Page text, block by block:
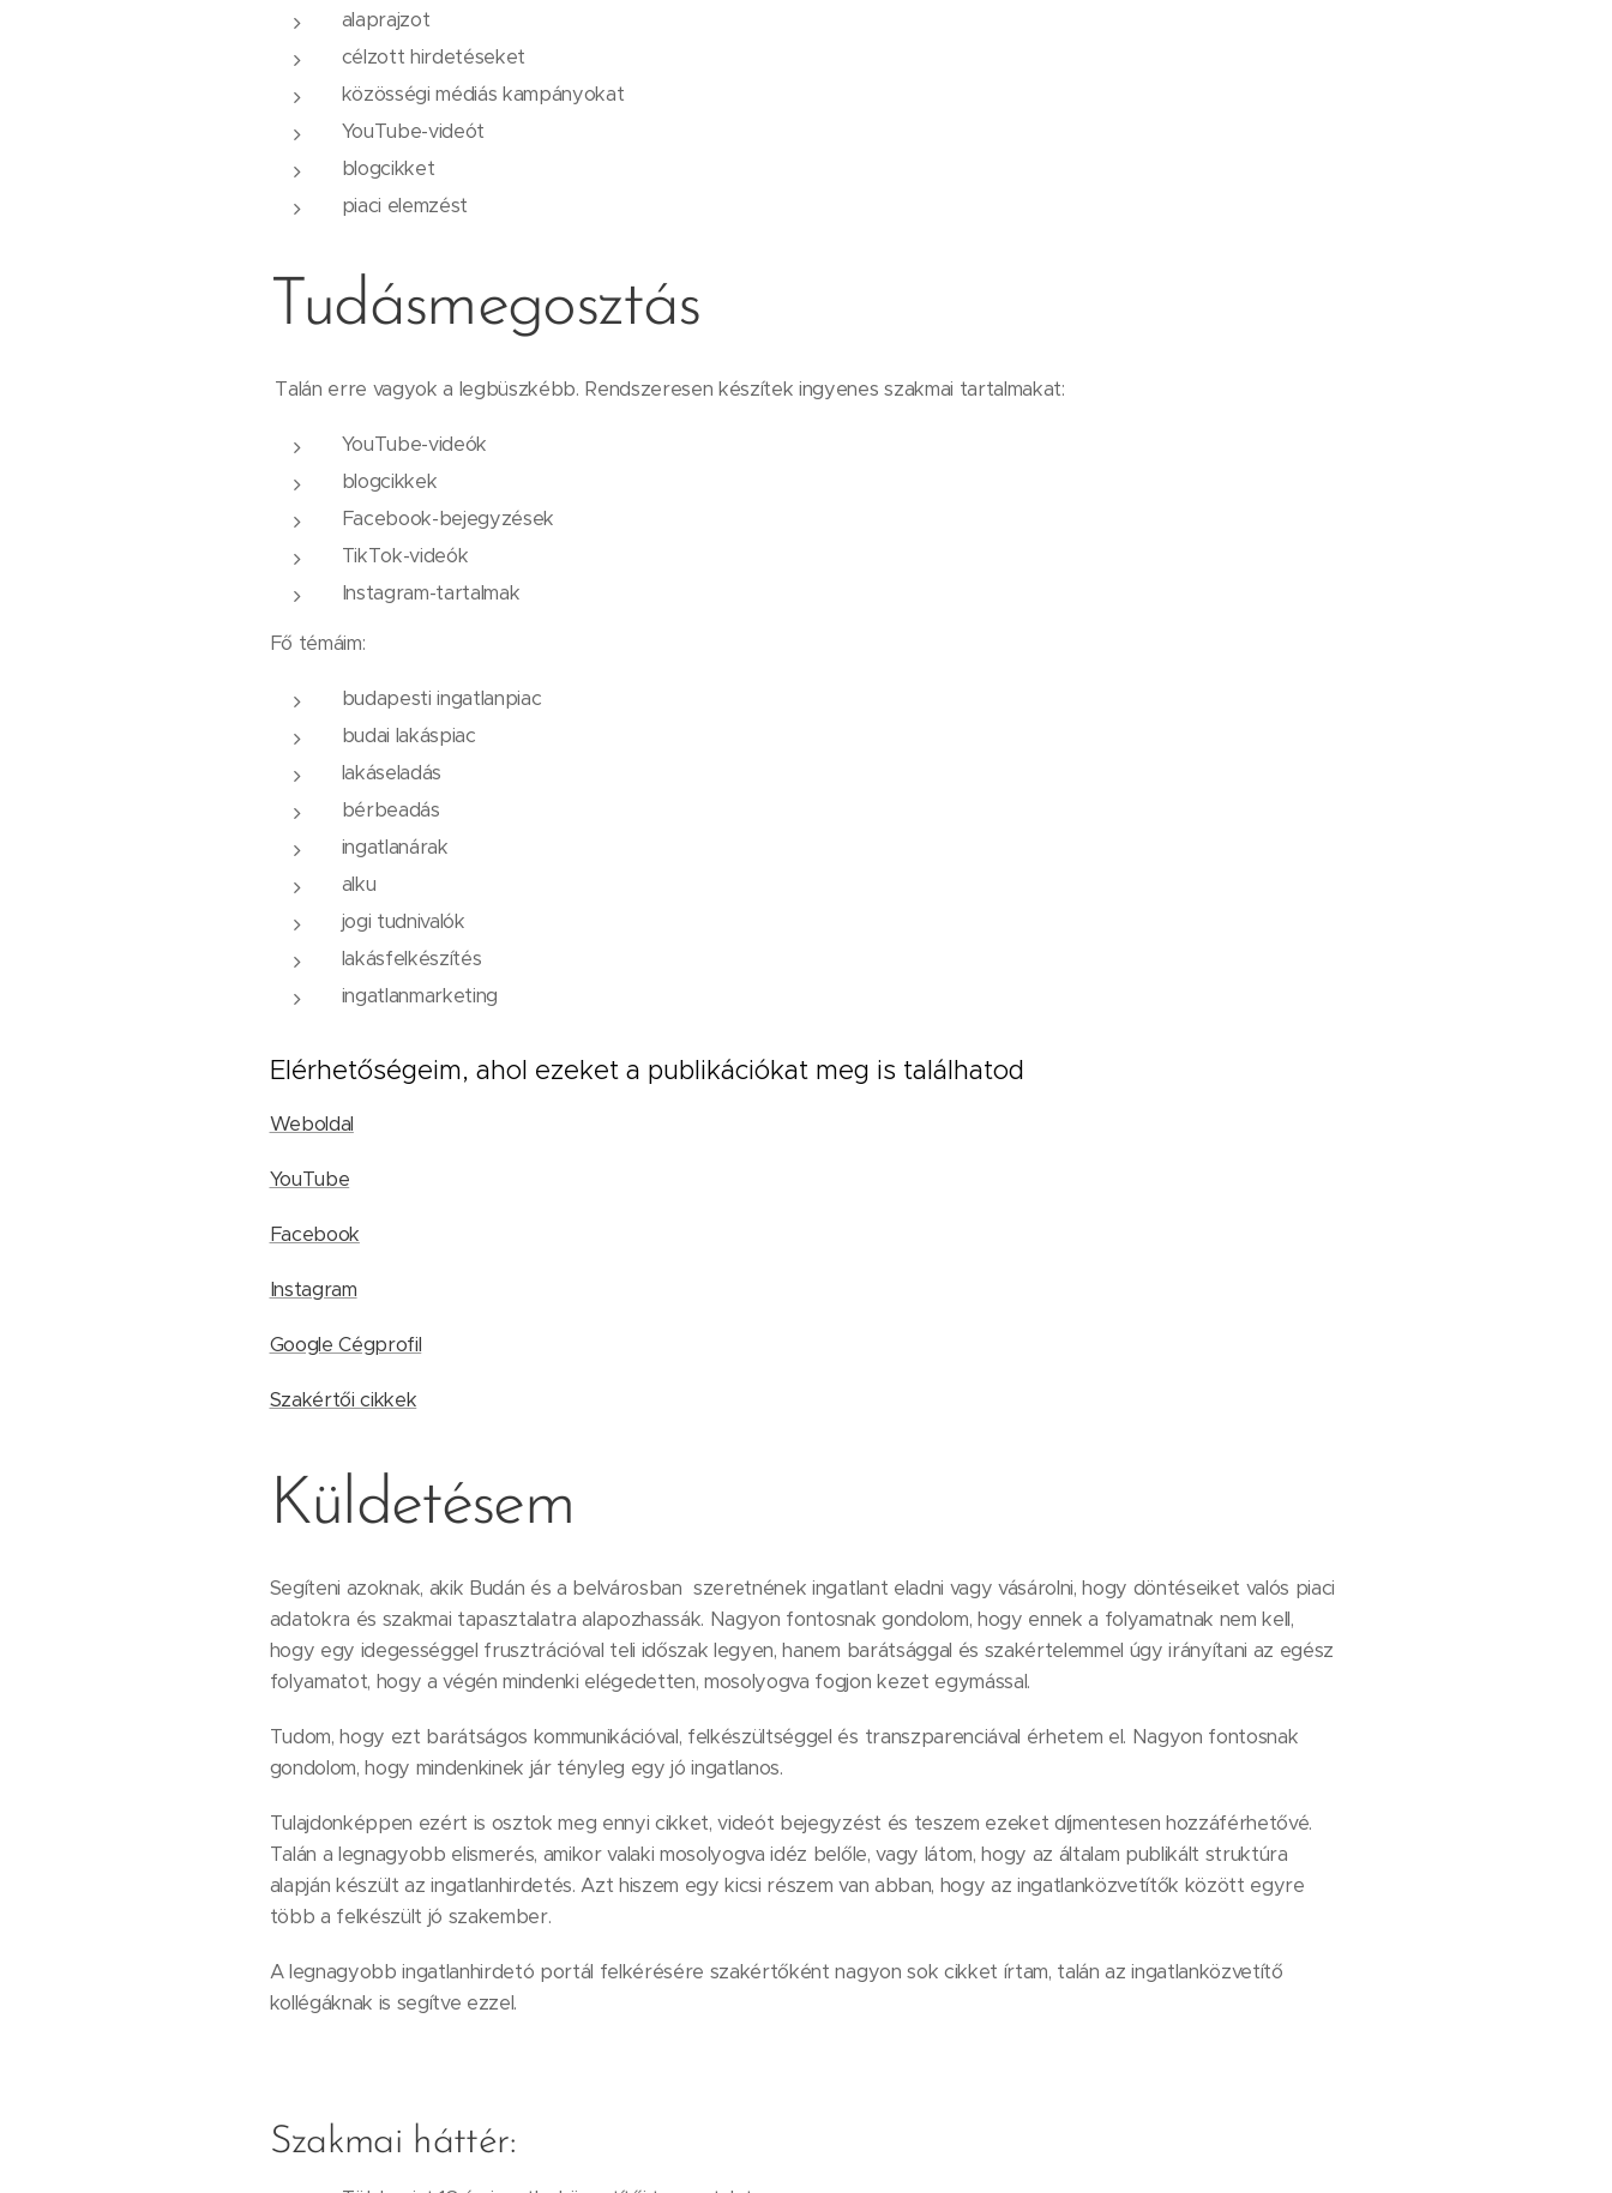
alaprajzot
célzott hirdetéseket
közösségi médiás kampányokat
YouTube-videót
blogcikket
piaci elemzést
Tudásmegosztás
Talán erre vagyok a legbüszkébb. Rendszeresen készítek ingyenes szakmai tartalmakat:
YouTube-videók
blogcikkek
Facebook-bejegyzések
TikTok-videók
Instagram-tartalmak
Fő témáim:
budapesti ingatlanpiac
budai lakáspiac
lakáseladás
bérbeadás
ingatlanárak
alku
jogi tudnivalók
lakásfelkészítés
ingatlanmarketing
Elérhetőségeim, ahol ezeket a publikációkat meg is találhatod
Weboldal
YouTube
Facebook
Instagram
Google Cégprofil
Szakértői cikkek
Küldetésem
Segíteni azoknak, akik Budán és a belvárosban szeretnének ingatlant eladni vagy vásárolni, hogy döntéseiket valós piaci
adatokra és szakmai tapasztalatra alapozhassák. Nagyon fontosnak gondolom, hogy ennek a folyamatnak nem kell,
hogy egy idegességgel frusztrációval teli időszak legyen, hanem barátsággal és szakértelemmel úgy irányítani az egész
folyamatot, hogy a végén mindenki elégedetten, mosolyogva fogjon kezet egymással.
Tudom, hogy ezt barátságos kommunikációval, felkészültséggel és transzparenciával érhetem el. Nagyon fontosnak
gondolom, hogy mindenkinek jár tényleg egy jó ingatlanos.
Tulajdonképpen ezért is osztok meg ennyi cikket, videót bejegyzést és teszem ezeket díjmentesen hozzáférhetővé.
Talán a legnagyobb elismerés, amikor valaki mosolyogva idéz belőle, vagy látom, hogy az általam publikált struktúra
alapján készült az ingatlanhirdetés. Azt hiszem egy kicsi részem van abban, hogy az ingatlanközvetítők között egyre
több a felkészült jó szakember.
A legnagyobb ingatlanhirdetó portál felkérésére szakértőként nagyon sok cikket írtam, talán az ingatlanközvetítő
kollégáknak is segítve ezzel.
Szakmai háttér: